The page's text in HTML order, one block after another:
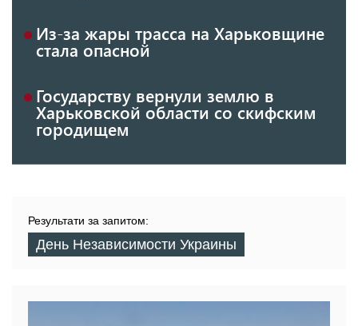
Из-за жары трасса на Харьковщине
стала опасной
Государству вернули землю в
Харьковской области со скифским
городищем
Результати за запитом:
День Независимости Украины